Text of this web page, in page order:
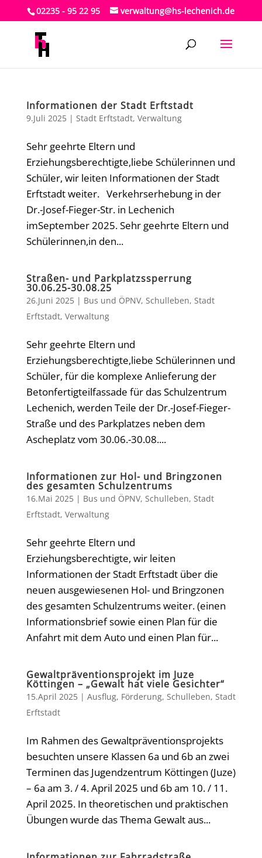
02235 - 95 22 95 verwaltung@hs-lechenich.de
Informationen der Stadt Erftstadt
9.Juli 2025| Stadt Erftstadt, Verwaltung
Sehr geehrte Eltern und
Erziehungsberechtigte,liebe Schülerinnen und
Schüler, wir leiten Informationen der Stadt
Erftstadt weiter. Verkehrserhebung in der
Dr.-Josef-Fieger-Str. in Lechenich
imSeptember 2025. Sehr geehrte Eltern und
Schülerinnen,in den...
Straßen- und Parkplatzssperrung
30.06.25-30.08.25
26.Juni 2025| Bus und ÖPNV, Schulleben, Stadt
Erftstadt, Verwaltung
Sehr geehrte Eltern und
Erziehungsberechtigte,liebe Schülerinnen und
Schüler, für die komplexe Anlieferung der
Betonfertigteilfassade für das Schulzentrum
Lechenich, werden Teile der Dr.-Josef-Fieger-
Straße und des Parkplatzes neben dem
Ascheplatz vom 30.06.-30.08....
Informationen zur Hol- und Bringzonen
des gesamten Schulzentrums
16.Mai 2025| Bus und ÖPNV, Schulleben, Stadt
Erftstadt, Verwaltung
Sehr geehrte Eltern und
Erziehungsberechtigte, wir leiten
Informationen der Stadt Erftstadt über die
neuen ausgewiesenen Hol- und Bringzonen
des gesamten Schulzentrums weiter. (einen
Informationsbrief sowie einen Plan für die
Anfahrt mit dem Auto und einen Plan für...
Gewaltpräventionsprojekt im Juze
Köttingen – „Gewalt hat viele Gesichter“
15.April 2025| Ausflug, Förderung, Schulleben, Stadt
Erftstadt
Im Rahmen des Gewaltpräventionsprojekts
besuchten unsere Klassen 6a und 6b an zwei
Terminen das Jugendzentrum Köttingen (Juze)
– 6a am 3. / 4. April 2025 und 6b am 10. / 11.
April 2025. In theoretischen und praktischen
Übungen wurde das Thema Gewalt aus...